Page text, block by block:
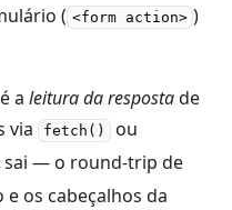
( <form action> )
é a leitura da respostade
via
fetch() ou
sai — o round-trip de
os cabeçalhos da